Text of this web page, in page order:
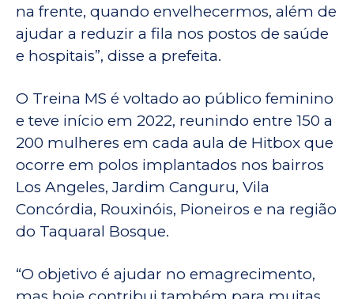
na frente, quando envelhecermos, além de
ajudar a reduzir a fila nos postos de saúde
e hospitais”, disse a prefeita.
O Treina MS é voltado ao público feminino
e teve início em 2022, reunindo entre 150 a
200 mulheres em cada aula de Hitbox que
ocorre em polos implantados nos bairros
Los Angeles, Jardim Canguru, Vila
Concórdia, Rouxinóis, Pioneiros e na região
do Taquaral Bosque.
“O objetivo é ajudar no emagrecimento,